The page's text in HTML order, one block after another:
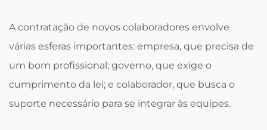
A contratação de novos colaboradores envolve
várias esferas importantes: empresa, que precisa de
um bom profissional; governo, que exige o
cumprimento da lei; e colaborador, que busca o
suporte necessário para se integrar às equipes.